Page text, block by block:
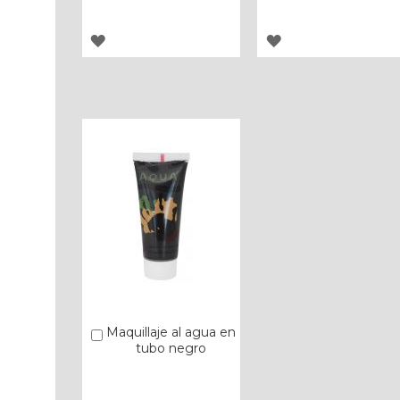
AGREGAR
AGREGAR
Maquillaje al agua en
tubo negro
Añadir